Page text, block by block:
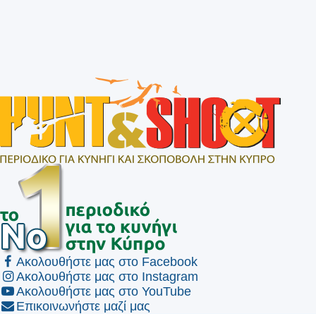
Ακολουθήστε μας στο Facebook
Ακολουθήστε μας στο Instagram
Ακολουθήστε μας στο YouTube
Επικοινωνήστε μαζί μας